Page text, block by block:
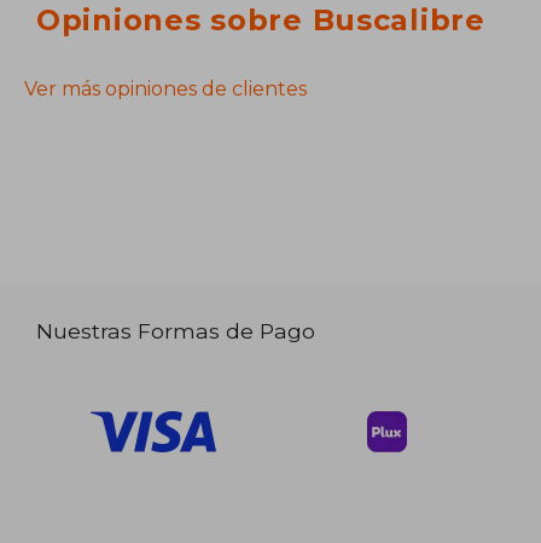
Opiniones sobre Buscalibre
Ver más opiniones de clientes
Nuestras Formas de Pago